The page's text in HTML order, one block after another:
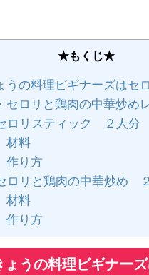
★もくじ★
の料理ビギナーズはセ
セロリと鶏肉の中華炒め
ロリスティック ２人分
材料
作り方
ロリと鶏肉の中華炒め
材料
作り方
うの料理ビギナーズ